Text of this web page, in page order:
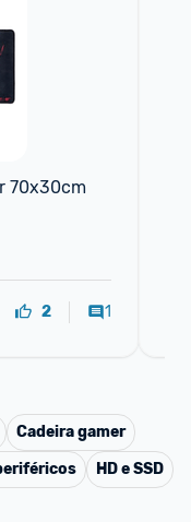
70x30cm
2 1
Cadeira gamer
HD e SSD